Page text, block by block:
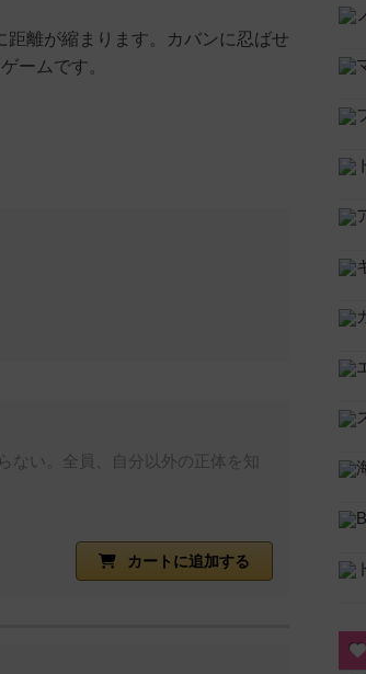
離が縮まります。カバンに忍ばせ
ームです。
ない。全員、自分以外の正体を知
カートに追加する